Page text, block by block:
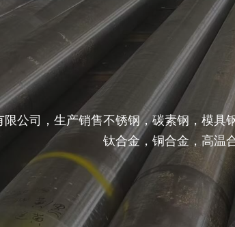
公司，生产销售不锈钢，碳素钢，模具
钛合金，铜合金，高温